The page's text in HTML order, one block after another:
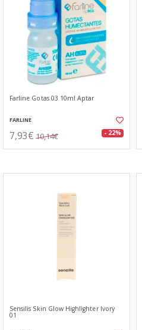
Farline Gotas 03 10ml Aptar
FARLINE
7,93€ 10,14€ - 22%
Sensilis Skin Glow Highlighter Ivory
01